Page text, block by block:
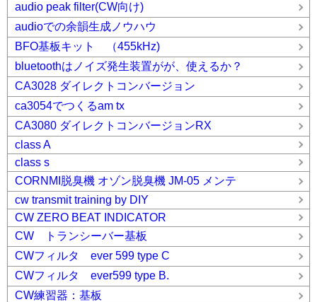
audio peak filter(CW向け)
audioでの余韻生成ノウハウ
BFO基板キット （455kHz)
bluetoothはノイズ発生装置がが、使えるか？
CA3028 ダイレクトコンバージョン
ca3054でつくるam tx
CA3080 ダイレクトコンバージョンRX
class A
class s
CORNMI脱臭機 オゾン脱臭機 JM-05 メンテ
cw transmit training by DIY
CW ZERO BEAT INDICATOR
CW トランシーバー基板
CWフィルタ ever 599 type C
CWフィルタ ever599 type B.
CW練習器：基板